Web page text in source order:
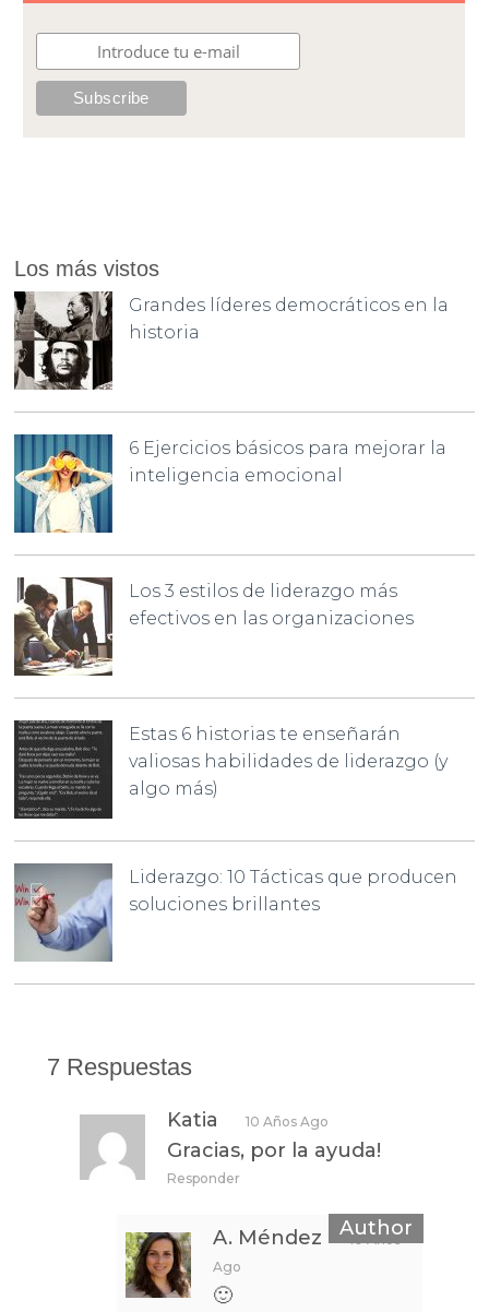
Los más vistos
Grandes líderes democráticos en la
historia
6 Ejercicios básicos para mejorar la
inteligencia emocional
Los 3 estilos de liderazgo más
efectivos en las organizaciones
Estas 6 historias te enseñarán
valiosas habilidades de liderazgo (y
algo más)
Liderazgo: 10 Tácticas que producen
soluciones brillantes
7 Respuestas
Katia 10 Años Ago
Gracias, por la ayuda!
Responder
A. Méndez
10 Años
Ago
🙂